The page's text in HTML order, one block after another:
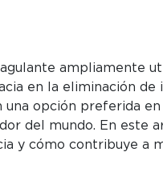
ampliamente
en la eliminación de
opción preferida en
del mundo. En este
y cómo contribuye a